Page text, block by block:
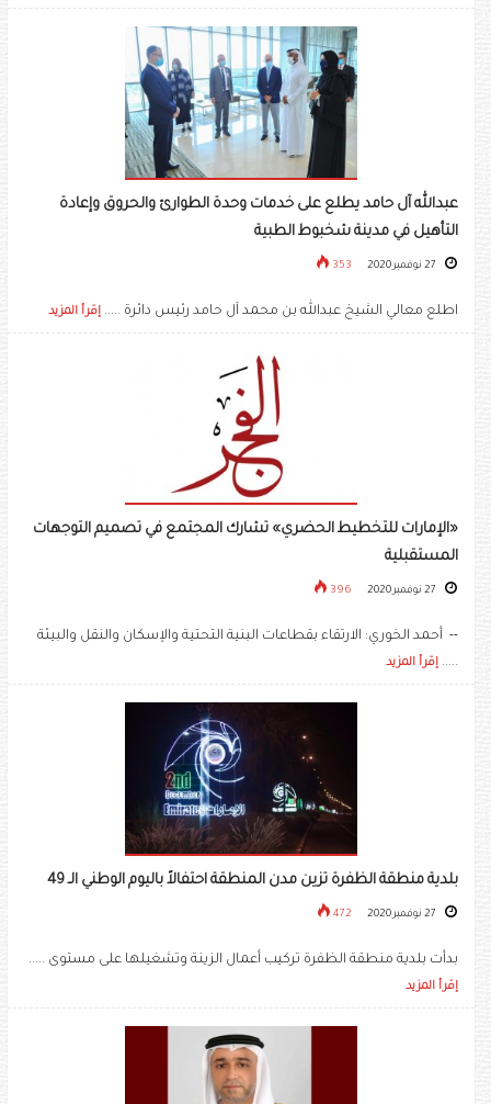
عبدالله آل حامد يطلع على خدمات وحدة الطوارئ والحروق وإعادة
التأهيل في مدينة شخبوط الطبية
353
اطلع معالي الشيخ عبدالله بن محمد آل حامد رئيس دائرة ..... إقرأ المزيد
«الإمارات للتخطيط الحضري» تشارك المجتمع في تصميم التوجهات
المستقبلية
396
-- أحمد الخوري: الارتقاء بقطاعات البنية التحتية والإسكان والنقل والبيئة
..... إقرأ المزيد
بلدية منطقة الظفرة تزين مدن المنطقة احتفالاً باليوم الوطني الـ 49
472
بدأت بلدية منطقة الظفرة تركيب أعمال الزينة وتشغيلها على مستوى .....
إقرأ المزيد